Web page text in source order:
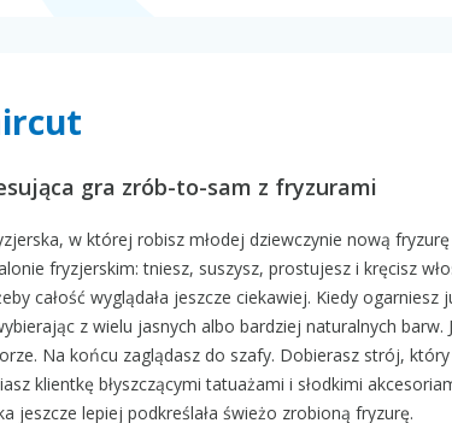
gra zrób-to-sam z fryzurami
w której robisz młodej dziewczynie nową
fryzjerskim: tniesz, suszysz, prostujesz i kręcisz
całość wyglądała jeszcze ciekawiej. Kiedy ogarniesz
z wielu jasnych albo bardziej naturalnych barw.
Na końcu zaglądasz do szafy. Dobierasz strój,
klientkę błyszczącymi tatuażami i słodkimi
jeszcze lepiej podkreślała świeżo zrobioną fryzurę.